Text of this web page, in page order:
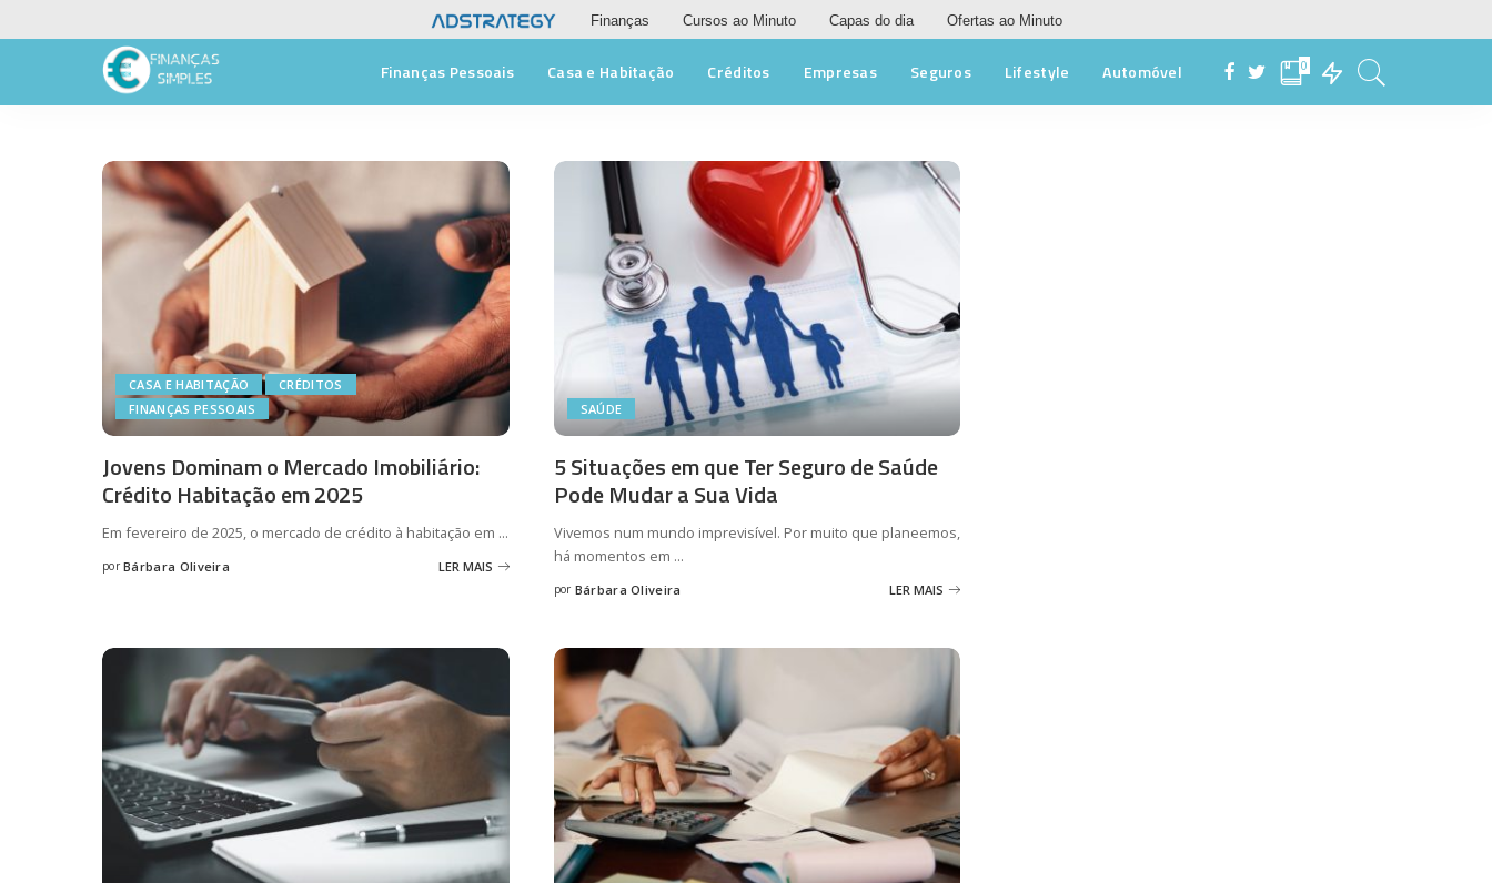
Finanças Cursos ao Minuto Capas do dia Ofertas ao Minuto
Finanças Pessoais Casa e Habitação Créditos Empresas Seguros Lifestyle Automóvel 0
CASA E HABITAÇÃO
CRÉDITOS
FINANÇAS PESSOAIS
Jovens Dominam o Mercado Imobiliário:
Crédito Habitação em 2025
Em fevereiro de 2025, o mercado de crédito à habitação em ...
Posted
por Bárbara Oliveira LER MAIS
SAÚDE
5 Situações em que Ter Seguro de Saúde
Pode Mudar a Sua Vida
Vivemos num mundo imprevisível. Por muito que planeemos,
há momentos em ...
Posted
por Bárbara Oliveira LER MAIS